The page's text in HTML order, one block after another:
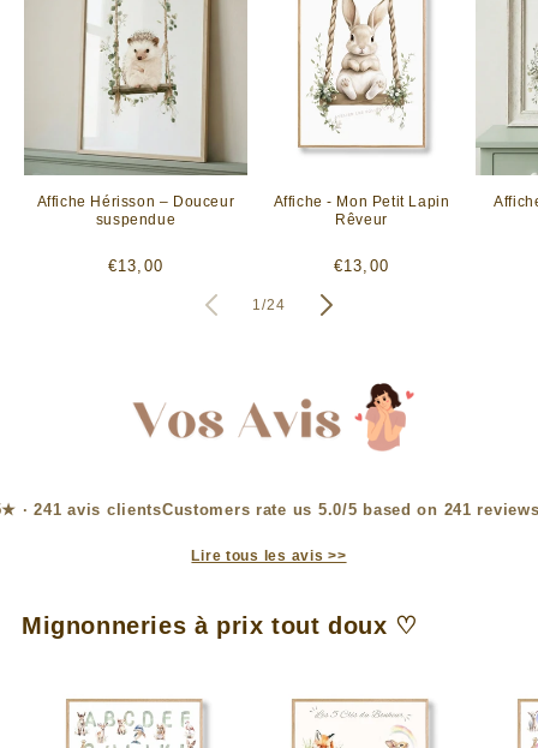
Affiche Hérisson – Douceur
suspendue
Prix
€13,00
Affiche - Mon Petit Lapin
Rêveur
Prix
€13,00
1/de
24
Customers rate us 5.0/5 based on 241
Lire tous les avis >>
Mignonneries à prix tout doux ♡